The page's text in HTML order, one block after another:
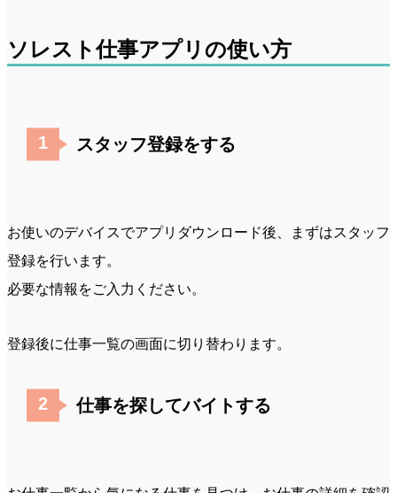
ソレスト仕事アプリの使い方
スタッフ登録をする
お使いのデバイスでアプリダウンロード後、まずはスタッフ
登録を行います。
必要な情報をご入力ください。
登録後に仕事一覧の画面に切り替わります。
仕事を探してバイトする